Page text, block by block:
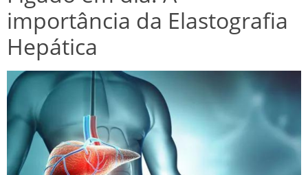
importância da Elastografia
Hepática